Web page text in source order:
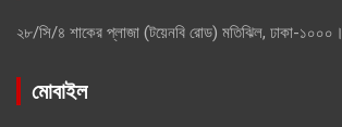
২৮/সি/৪ শাকের প্লাজা (টয়েনবি রোড) মতিঝিল, ঢাকা-১০০০।
মোবাইল